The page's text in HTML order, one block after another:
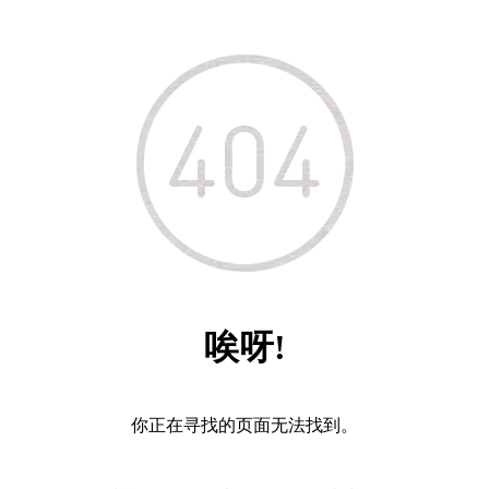
唉呀!
你正在寻找的页面无法找到。